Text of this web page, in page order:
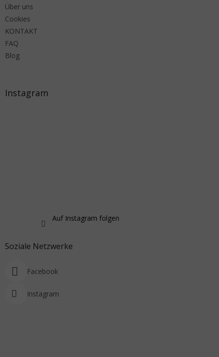
Über uns
Cookies
KONTAKT
FAQ
Blog
Instagram
Auf Instagram folgen
Soziale Netzwerke
Facebook
Instagram